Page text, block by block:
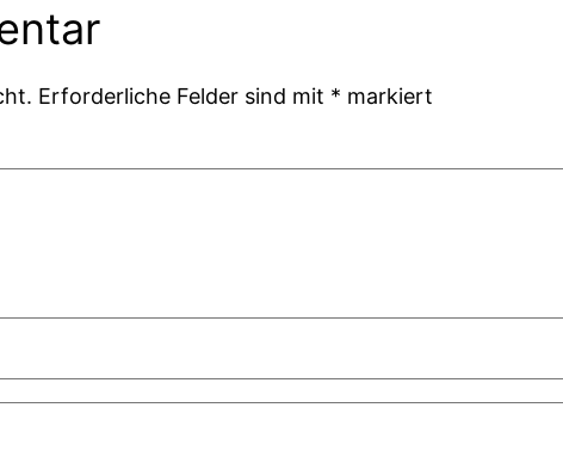
Erforderliche Felder sind mit * markiert